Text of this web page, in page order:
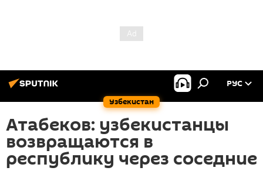
Узбекистан
РУС
Атабеков: узбекистанцы
возвращаются в
республику через соседние